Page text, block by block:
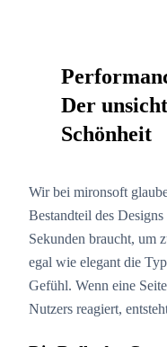
Der
Schönheit
Wir bei mironsoft
Bestandteil des
Sekunden braucht, um
egal wie elegant die
Gefühl. Wenn eine
Nutzers reagiert,